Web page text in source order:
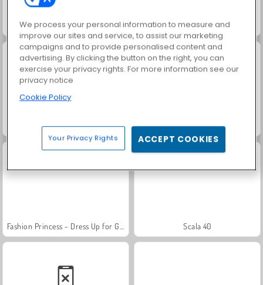
Masha and the Bear: Meadows Juice Merge
Grand Mahjong Connect Heroes of Myths
Scala 40
We process your personal information to measure and
improve our sites and service, to assist our marketing
campaigns and to provide personalised content and
advertising. By clicking the button on the right, you can
exercise your privacy rights. For more information see our
privacy notice
Cookie Policy
Your Privacy Rights ACCEPT COOKIES